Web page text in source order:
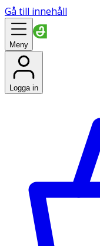
Gå till innehåll
Meny
Logga in